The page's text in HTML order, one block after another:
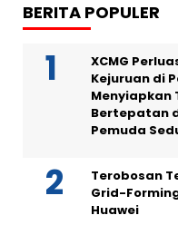
BERITA POPULER
XCMG
Kejuruan di
Menyiapkan
Bertepatan
Pemuda
Terobosan
Grid-
Huawei